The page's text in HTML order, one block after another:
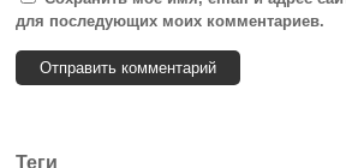
для последующих моих комментариев.
Теги